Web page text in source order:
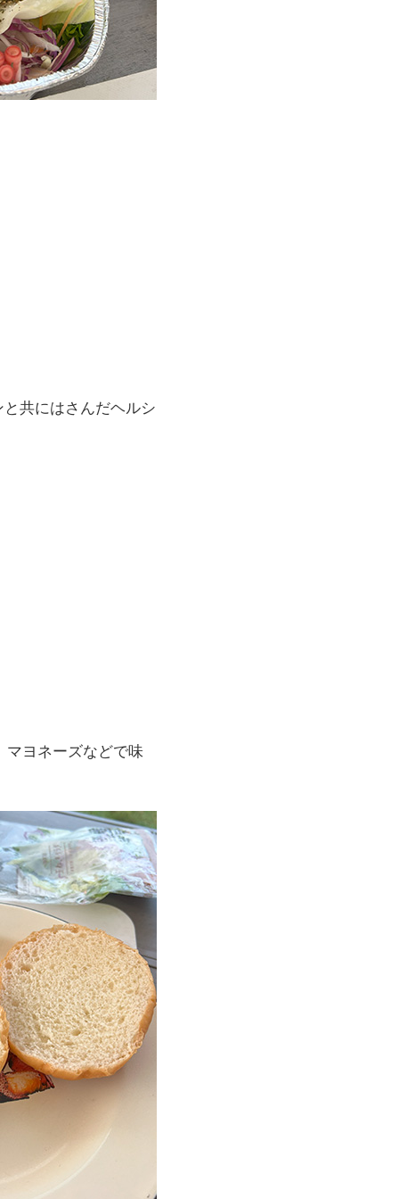
共にはさんだヘルシ
ヨネーズなどで味